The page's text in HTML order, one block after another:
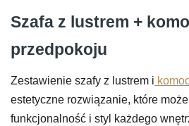
Szafa z lustrem +
przedpokoju
Zestawienie szafy z lustrem i
estetyczne rozwiązanie, które
funkcjonalność i styl każdego